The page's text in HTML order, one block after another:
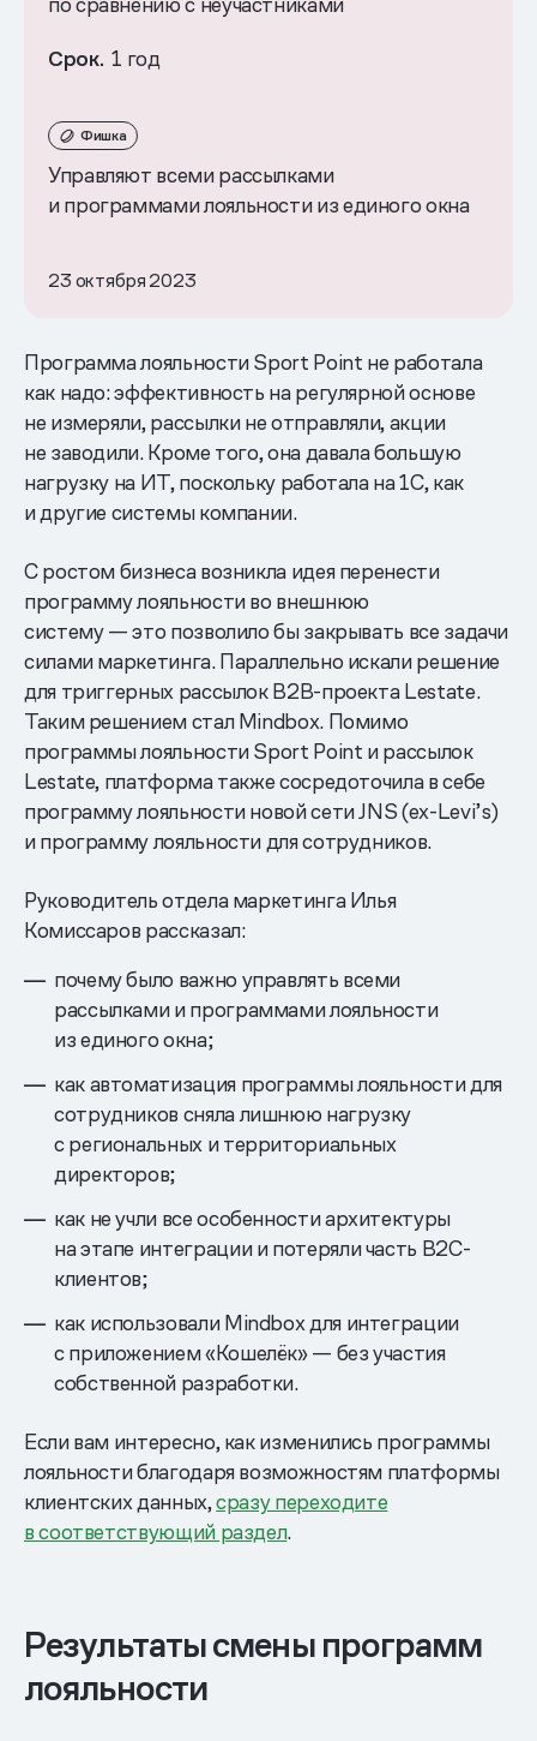
Срок.1 год
Фишка
Управляют всеми рассылками
и программами лояльности из единого окна
23 октября 2023
Программа лояльности Sport Point не работала
как надо: эффективность на регулярной основе
не измеряли, рассылки не отправляли, акции
не заводили. Кроме того, она давала большую
нагрузку на ИТ, поскольку работала на 1С, как
и другие системы компании.
С ростом бизнеса возникла идея перенести
программу лояльности во внешнюю
систему — это позволило бы закрывать все задачи
силами маркетинга. Параллельно искали решение
для триггерных рассылок B2B-проекта Lestate.
Таким решением стал Mindbox. Помимо
программы лояльности Sport Point и рассылок
Lestate, платформа также сосредоточила в себе
программу лояльности новой сети JNS (ex-Levi’s)
и программу лояльности для сотрудников.
Руководитель отдела маркетинга Илья
Комиссаров рассказал:
почему было важно управлять всеми
рассылками и программами лояльности
из единого окна;
как автоматизация программы лояльности для
сотрудников сняла лишнюю нагрузку
с региональных и территориальных
директоров;
как не учли все особенности архитектуры
на этапе интеграции и потеряли часть B2C-
клиентов;
как использовали Mindbox для интеграции
с приложением «Кошелёк» — без участия
собственной разработки.
Если вам интересно, как изменились программы
лояльности благодаря возможностям платформы
клиентских данных,сразу переходите
в соответствующий раздел.
Результаты смены программ
лояльности